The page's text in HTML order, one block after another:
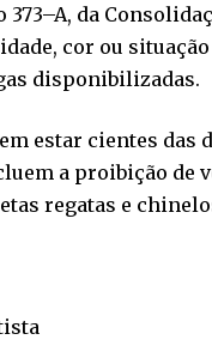
373–A, da
cor ou
disponibilizadas.
estar cientes
a proibição de
regatas e